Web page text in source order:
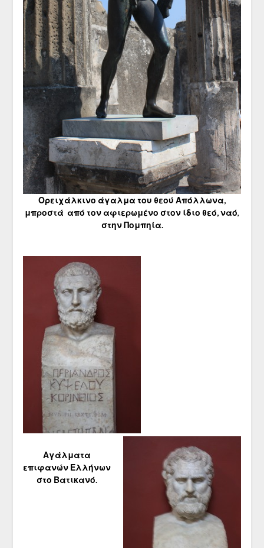
Ορειχάλκινο άγαλμα του θεού Απόλλωνα,
μπροστά από τον αφιερωμένο στον ίδιο θεό, ναό,
στην Πομπηία.
Αγάλματα
επιφανών Ελλήνων
στο Βατικανό.